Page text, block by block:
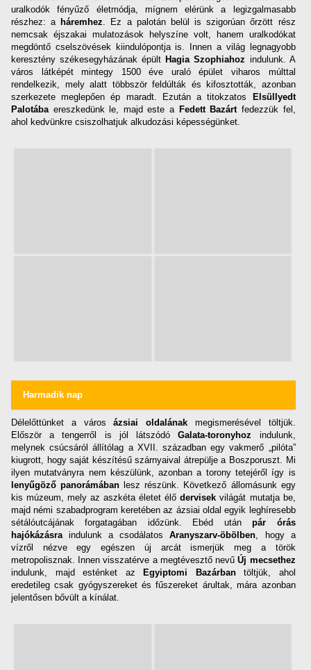
uralkodók fényűző életmódja, mígnem elérünk a legizgalmasabb
részhez: a háremhez . Ez a palotán belül is szigorúan őrzött rész
nemcsak éjszakai mulatozások helyszíne volt, hanem uralkodókat
megdöntő cselszövések kiindulópontja is. Innen a világ legnagyobb
keresztény székesegyházának épültHagia Szophiahoz indulunk. A
város látképét mintegy 1500 éve uraló épület viharos múlttal
rendelkezik, mely alatt többször feldúlták és kifosztották, azonban
szerkezete meglepően ép maradt. Ezután a titokzatos Elsüllyedt
Palotába ereszkedünk le, majd este a Fedett Bazárt fedezzük fel,
ahol kedvünkre csiszolhatjuk alkudozási képességünket.
Harmadik nap
Délelőttünket a városázsiai oldalának megismerésével töltjük.
Először a tengerről is jól látszódóGalata-toronyhoz indulunk,
melynek csúcsáról állítólag a XVII. században egy vakmerő „pilóta”
kiugrott, hogy saját készítésű szárnyaival átrepülje a Boszporuszt. Mi
ilyen mutatványra nem készülünk, azonban a torony tetejéről így is
lenyűgöző panorámában lesz részünk. Következő állomásunk egy
kis múzeum, mely az aszkéta életet élődervisek világát mutatja be,
majd némi szabadprogram keretében az ázsiai oldal egyik leghíresebb
sétálóutcájának forgatagában időzünk. Ebéd utánpár órás
hajókázásra indulunk a csodálatosAranyszarv-öbölben , hogy a
vízről nézve egy egészen új arcát ismerjük meg a török
metropolisznak. Innen visszatérve a megtévesztő nevűÚj mecsethez
indulunk, majd esténket azEgyiptomi Bazárbantöltjük, ahol
eredetileg csak gyógyszereket és fűszereket árultak, mára azonban
jelentősen bővült a kínálat.